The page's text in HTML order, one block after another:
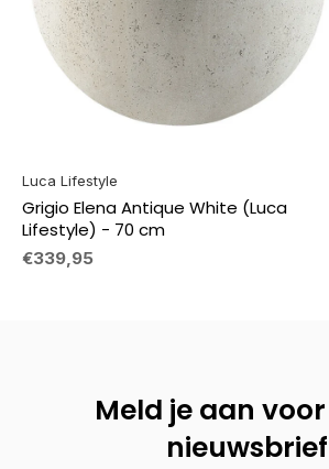
Luca Lifestyle
Grigio Elena Antique White (Luca
Lifestyle) - 70 cm
€339,95
Meld je aan
nieuwsbrief